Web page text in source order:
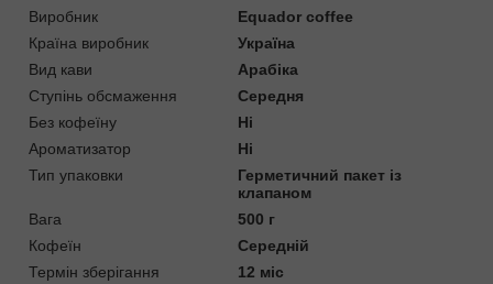
Виробник
Equador coffee
Країна виробник
Україна
Вид кави
Арабіка
Ступінь обсмаження
Середня
Без кофеїну
Ні
Ароматизатор
Ні
Тип упаковки
Герметичний пакет із
клапаном
Вага
500 г
Кофеїн
Середній
Термін зберігання
12 міс